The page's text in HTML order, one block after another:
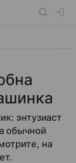
энтузиаст
обычной
на